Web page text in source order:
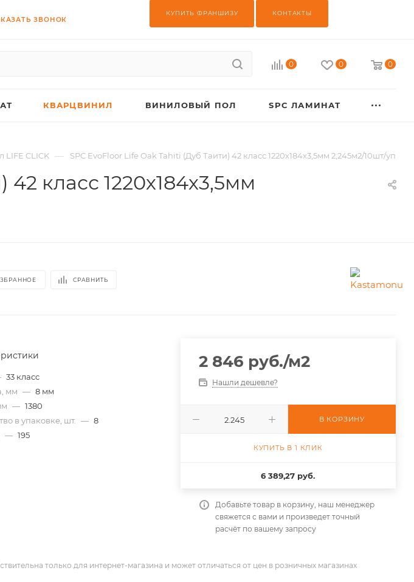
ЗВОНОК
КУПИТЬ ФРАНШИЗУ КОНТАКТЫ
0 0 0
КВАРЦВИНИЛ ВИНИЛОВЫЙ ПОЛ SPC ЛАМИНАТ
LIFE CLICK — SPC EvoFloor Life Oak Tahiti (Дуб Таити) 42 класс 1220х184х3,5мм 2,245м2/10шт/уп
класс 1220х184х3,5мм
СРАВНИТЬ
33 класс
мм — 8 мм
— 1380
в упаковке, шт.
— 8
— 195
2 846 руб./м2
Нашли дешевле?
В КОРЗИНУ
КУПИТЬ В 1 КЛИК
6 389,27 руб.
Добавьте товар в корзину, наш менеджер
свяжется с вами и произведет точный
расчёт по вашему запросу
только для интернет-магазина и может отличаться от цен в розничных магазинах